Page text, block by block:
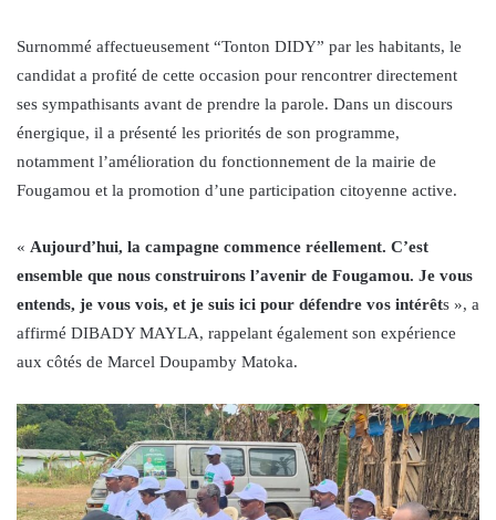
Surnommé affectueusement “Tonton DIDY” par les habitants, le
candidat a profité de cette occasion pour rencontrer directement
ses sympathisants avant de prendre la parole. Dans un discours
énergique, il a présenté les priorités de son programme,
notamment l’amélioration du fonctionnement de la mairie de
Fougamou et la promotion d’une participation citoyenne active.
« Aujourd’hui, la campagne commence réellement. C’est
ensemble que nous construirons l’avenir de Fougamou. Je vous
entends, je vous vois, et je suis ici pour défendre vos intérêts », a
affirmé DIBADY MAYLA, rappelant également son expérience
aux côtés de Marcel Doupamby Matoka.